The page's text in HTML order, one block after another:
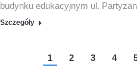
budynku edukacyjnym ul.
Szczegóły
1 2 3 4